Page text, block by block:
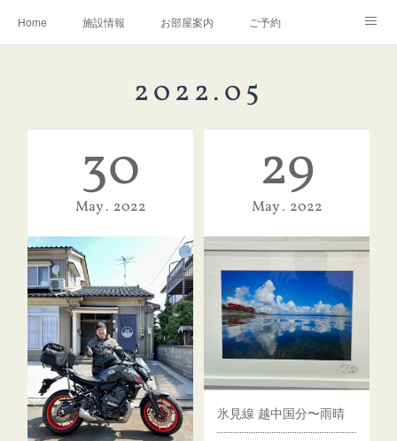
Home 施設情報 お部屋案内 ご予約
2022.05
30
May 2022
29
May 2022
氷見線 越中国分〜雨晴